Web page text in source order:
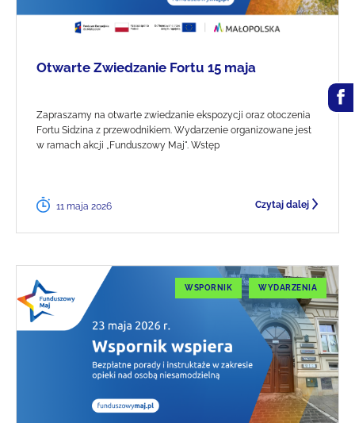
Otwarte Zwiedzanie Fortu 15 maja
Zapraszamy na otwarte zwiedzanie ekspozycji oraz otoczenia
Fortu Sidzina z przewodnikiem. Wydarzenie organizowane jest
w ramach akcji „Funduszowy Maj". Wstęp
11 maja 2026 Czytaj dalej
WSPORNIK WYDARZENIA